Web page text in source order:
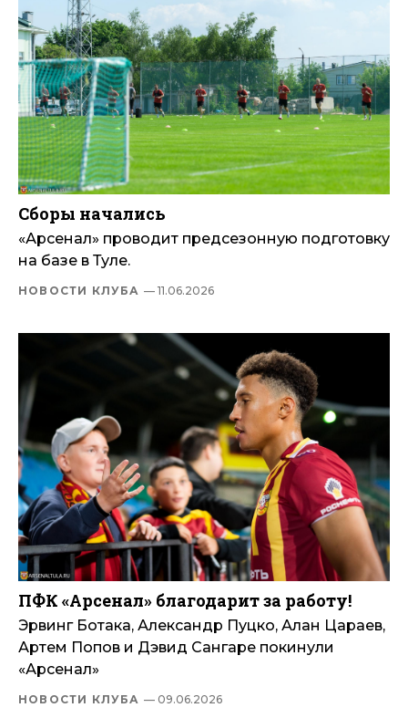
Сборы начались
«Арсенал» проводит предсезонную подготовку
на базе в Туле.
НОВОСТИ КЛУБА — 11.06.2026
ПФК «Арсенал» благодарит за работу!
Эрвинг Ботака, Александр Пуцко, Алан Цараев,
Артем Попов и Дэвид Сангаре покинули
«Арсенал»
НОВОСТИ КЛУБА — 09.06.2026